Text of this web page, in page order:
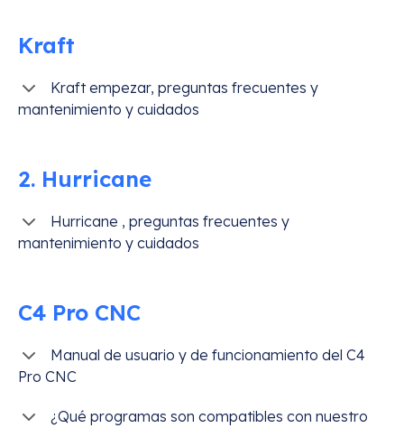
Kraft
Kraft empezar, preguntas frecuentes y
mantenimiento y cuidados
2. Hurricane
Hurricane , preguntas frecuentes y
mantenimiento y cuidados
C4 Pro CNC
Manual de usuario y de funcionamiento del C4
Pro CNC
¿Qué programas son compatibles con nuestro